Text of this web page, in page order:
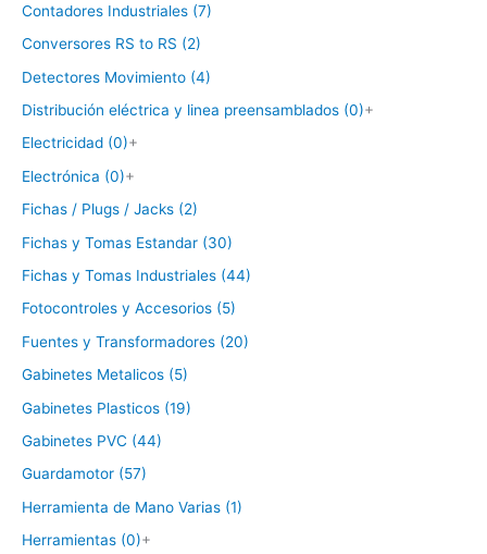
Contadores Industriales (7)
Conversores RS to RS (2)
Detectores Movimiento (4)
Distribución eléctrica y linea preensamblados (0)+
Electricidad (0)+
Electrónica (0)+
Fichas / Plugs / Jacks (2)
Fichas y Tomas Estandar (30)
Fichas y Tomas Industriales (44)
Fotocontroles y Accesorios (5)
Fuentes y Transformadores (20)
Gabinetes Metalicos (5)
Gabinetes Plasticos (19)
Gabinetes PVC (44)
Guardamotor (57)
Herramienta de Mano Varias (1)
Herramientas (0)+